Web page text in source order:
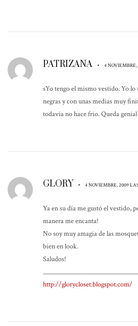
PATRIZANA • 4
sYo tengo el mismo vestido. Yo lo
negras y con unas medias muy
todavia no hace frio. Queda
GLORY • 4 NOVIEMBRE, 2009
Ya en su día me gustó el vestido,
manera me encanta!
No soy muy amagia de las
bien en look.
Saludos!
http://glorycloset.blogspot.com/